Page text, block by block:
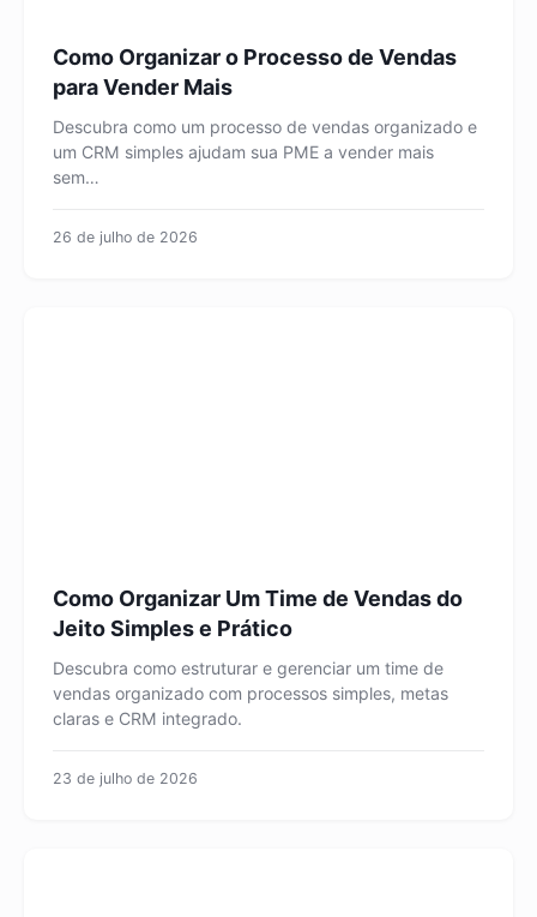
Como Organizar o Processo de Vendas
para Vender Mais
Descubra como um processo de vendas organizado e
um CRM simples ajudam sua PME a vender mais
sem…
26 de julho de 2026
Como Organizar Um Time de Vendas do
Jeito Simples e Prático
Descubra como estruturar e gerenciar um time de
vendas organizado com processos simples, metas
claras e CRM integrado.
23 de julho de 2026